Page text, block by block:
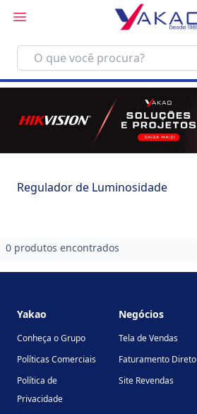
Regulador de Luminosidade
0 produtos encontrados
Yakao
Conheça o Grupo
Políticas Comerciais
Política de
Privacidade
Negócios
Tela de Vendas
Faturamento Direto
Site Revendas